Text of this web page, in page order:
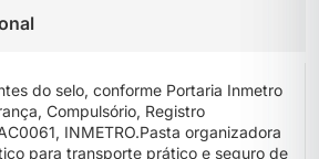
do selo, conforme Portaria Inmetro
Compulsório, Registro
INMETRO.Pasta organizadora
para transporte prático e seguro de